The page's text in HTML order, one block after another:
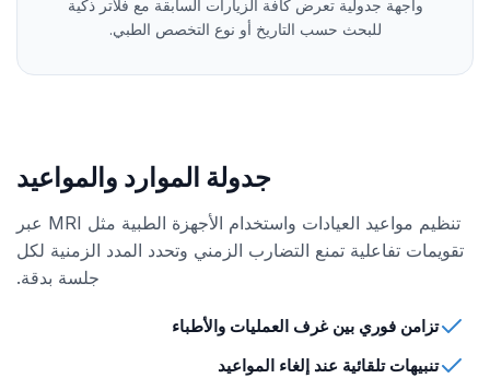
واجهة جدولية تعرض كافة الزيارات السابقة مع فلاتر ذكية
للبحث حسب التاريخ أو نوع التخصص الطبي.
جدولة الموارد والمواعيد
تنظيم مواعيد العيادات واستخدام الأجهزة الطبية مثل MRI عبر
تقويمات تفاعلية تمنع التضارب الزمني وتحدد المدد الزمنية لكل
جلسة بدقة.
تزامن فوري بين غرف العمليات والأطباء
تنبيهات تلقائية عند إلغاء المواعيد